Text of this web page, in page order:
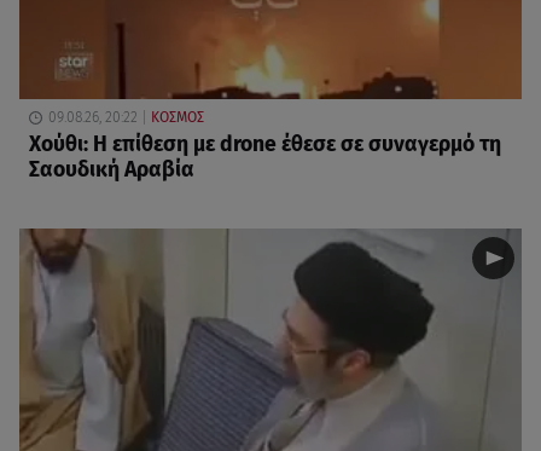
09.08.26, 20:22 ΚΟΣΜΟΣ
Χούθι: Η επίθεση με drone έθεσε σε συναγερμό τη
Σαουδική Αραβία